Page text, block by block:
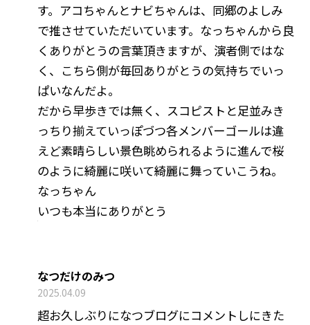
す。アコちゃんとナビちゃんは、同郷のよしみ
で推させていただいています。なっちゃんから良
くありがとうの言葉頂きますが、演者側ではな
く、こちら側が毎回ありがとうの気持ちでいっ
ぱいなんだよ。
だから早歩きでは無く、スコピストと足並みき
っちり揃えていっぽづつ各メンバーゴールは違
えど素晴らしい景色眺められるように進んで桜
のように綺麗に咲いて綺麗に舞っていこうね。
なっちゃん
いつも本当にありがとう
なつだけのみつ
2025.04.09
超お久しぶりになつブログにコメントしにきた